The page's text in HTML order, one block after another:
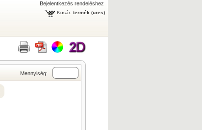
Bejelentkezés rendeléshez
Kosár: termék (üres)
Mennyiség: